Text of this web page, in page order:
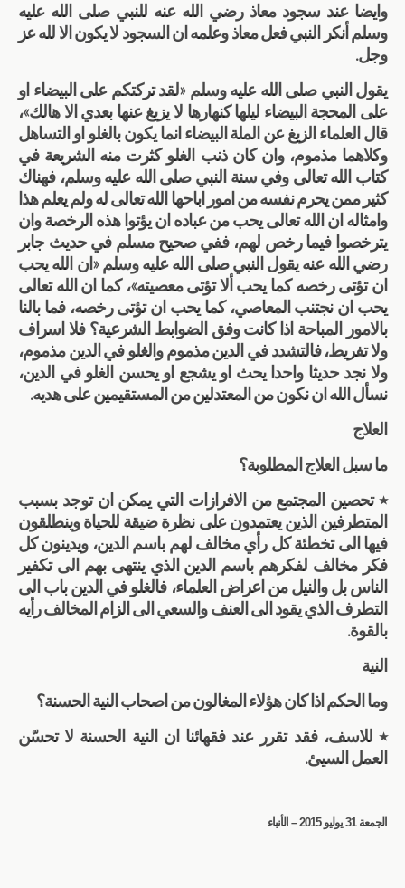
وايضا عند سجود معاذ رضي الله عنه للنبي صلى الله عليه
وسلم أنكر النبي فعل معاذ وعلمه ان السجود لا يكون الا لله عز
وجل.
يقول النبي صلى الله عليه وسلم «لقد تركتكم على البيضاء او
على المحجة البيضاء ليلها كنهارها لا يزيغ عنها بعدي الا هالك»،
قال العلماء الزيغ عن الملة البيضاء انما يكون بالغلو او التساهل
وكلاهما مذموم، وان كان ذنب الغلو كثرت منه الشريعة في
كتاب الله تعالى وفي سنة النبي صلى الله عليه وسلم، فهناك
كثير ممن يحرم نفسه من امور اباحها الله تعالى له ولم يعلم هذا
وامثاله ان الله تعالى يحب من عباده ان يؤتوا هذه الرخصة وان
يترخصوا فيما رخص لهم، ففي صحيح مسلم في حديث جابر
رضي الله عنه يقول النبي صلى الله عليه وسلم «ان الله يحب
ان تؤتى رخصه كما يحب ألا تؤتى معصيته»، كما ان الله تعالى
يحب ان نجتنب المعاصي، كما يحب ان تؤتى رخصه، فما بالنا
بالامور المباحة اذا كانت وفق الضوابط الشرعية؟ فلا اسراف
ولا تفريط، فالتشدد في الدين مذموم والغلو في الدين مذموم،
ولا نجد حديثا واحدا يحث او يشجع او يحسن الغلو في الدين،
نسأل الله ان نكون من المعتدلين من المستقيمين على هديه.
العلاج
ما سبل العلاج المطلوبة؟
٭ تحصين المجتمع من الافرازات التي يمكن ان توجد بسبب
المتطرفين الذين يعتمدون على نظرة ضيقة للحياة وينطلقون
فيها الى تخطئة كل رأي مخالف لهم باسم الدين، ويدينون كل
فكر مخالف لفكرهم باسم الدين الذي ينتهى بهم الى تكفير
الناس بل والنيل من اعراض العلماء، فالغلو في الدين باب الى
التطرف الذي يقود الى العنف والسعي الى الزام المخالف رأيه
بالقوة.
النية
وما الحكم اذا كان هؤلاء المغالون من اصحاب النية الحسنة؟
٭ للاسف، فقد تقرر عند فقهائنا ان النية الحسنة لا تحسّن
العمل السيئ.
الجمعة 31 يوليو 2015 – الأنباء